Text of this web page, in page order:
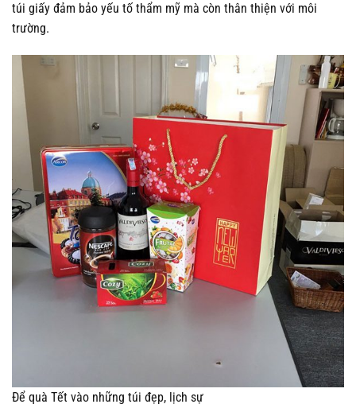
túi giấy đảm bảo yếu tố thẩm mỹ mà còn thân thiện với môi
trường.
Để quà Tết vào những túi đẹp, lịch sự